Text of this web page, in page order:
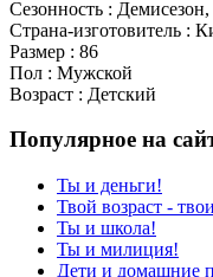
Сезонность :
Страна-изготовитель :
Размер : 86
Пол : Мужской
Возраст : Детский
Популярное на
Ты и деньги!
Твой возраст -
Ты и школа!
Ты и милиция!
Дети и домашние